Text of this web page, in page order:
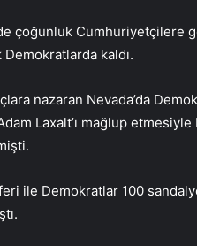
çoğunluk Cumhuriyetçilere
kaldı.
nazaran Nevada’da
Laxalt’ı mağlup
ile Demokratlar 100